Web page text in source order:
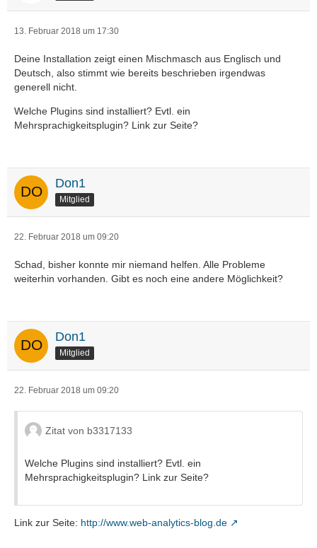
13. Februar 2018 um 17:30
Deine Installation zeigt einen Mischmasch aus Englisch und
Deutsch, also stimmt wie bereits beschrieben irgendwas
generell nicht.
Welche Plugins sind installiert? Evtl. ein
Mehrsprachigkeitsplugin? Link zur Seite?
Don1
Mitglied
22. Februar 2018 um 09:20
Schad, bisher konnte mir niemand helfen. Alle Probleme
weiterhin vorhanden. Gibt es noch eine andere Möglichkeit?
Don1
Mitglied
22. Februar 2018 um 09:20
Zitat von b3317133
Welche Plugins sind installiert? Evtl. ein
Mehrsprachigkeitsplugin? Link zur Seite?
Link zur Seite: http://www.web-analytics-blog.de